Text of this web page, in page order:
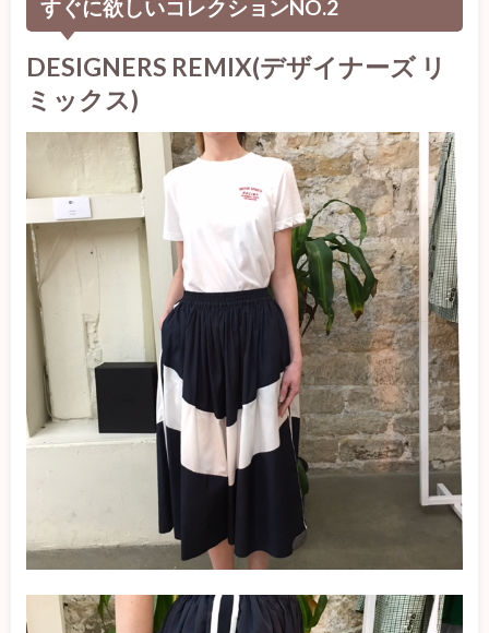
すぐに欲しいコレクションNO.2
DESIGNERS REMIX(デザイナーズ リ
ミックス)